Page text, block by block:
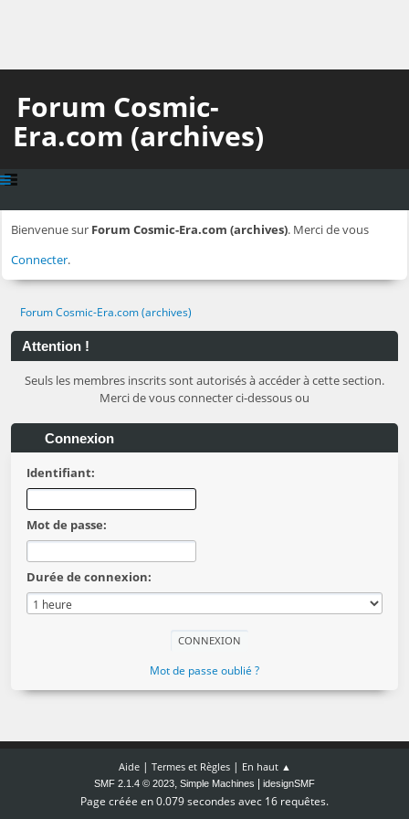
Forum Cosmic-
Era.com (archives)
Bienvenue sur Forum Cosmic-Era.com (archives). Merci de vous
Connecter.
Forum Cosmic-Era.com (archives)
Attention !
Seuls les membres inscrits sont autorisés à accéder à cette section.
Merci de vous connecter ci-dessous ou
Connexion
Identifiant:
Mot de passe:
Durée de connexion:
Mot de passe oublié ?
Aide| Termes et Règles| En haut ▲
SMF 2.1.4 © 2023, Simple Machines idesignSMF
Page créée en 0.079 secondes avec 16 requêtes.